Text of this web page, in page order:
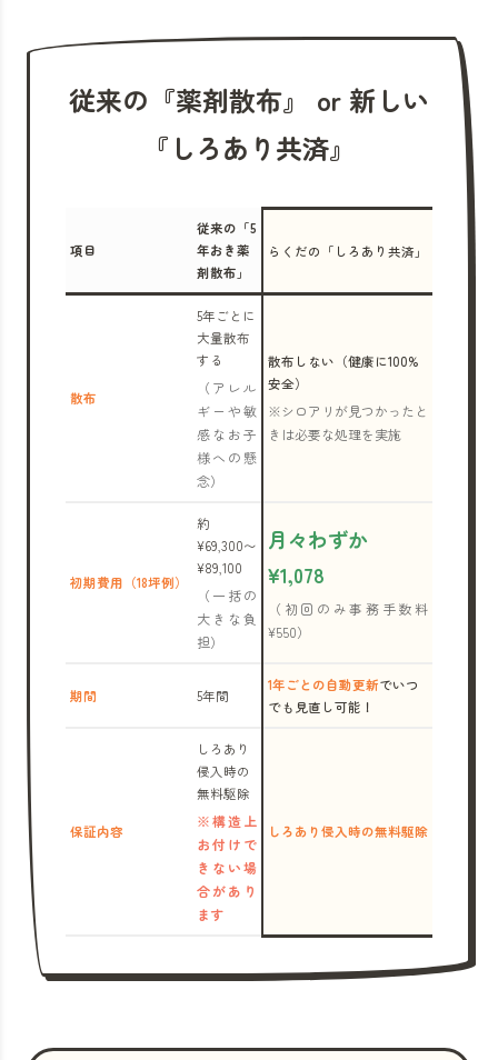
従来の『薬剤散布』 or 新しい
『しろあり共済』
項目
従来の「5
年おき薬
剤散布」
らくだの「しろあり共済」
散布
5年ごとに
大量散布
する
（アレル
ギーや敏
感なお子
様への懸
念）
散布しない（健康に100%
安全）
※シロアリが見つかったと
きは必要な処理を実施
初期費用（18坪例）
約
¥69,300〜
¥89,100
（一括の
大きな負
担）
月々わずか
¥1,078
（初回のみ事務手数料
¥550）
期間 5年間
1年ごとの自動更新でいつ
でも見直し可能！
保証内容
しろあり
侵入時の
無料駆除
※構造上
お付けで
きない場
合があり
ます
しろあり侵入時の無料駆除